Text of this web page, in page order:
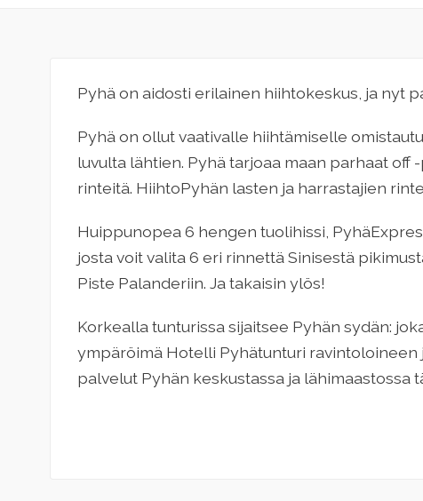
Pyhä on aidosti erilainen hiihtokeskus, ja nyt
Pyhä on ollut vaativalle hiihtämiselle
luvulta lähtien. Pyhä tarjoaa maan parhaat off
rinteitä. HiihtoPyhän lasten ja harrastajien
Huippunopea 6 hengen tuolihissi,
josta voit valita 6 eri rinnettä Sinisestä
Piste Palanderiin. Ja takaisin ylös!
Korkealla tunturissa sijaitsee Pyhän sydän:
ympäröimä Hotelli Pyhätunturi ravintoloineen
palvelut Pyhän keskustassa ja lähimaastossa